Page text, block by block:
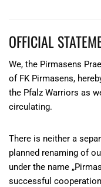
OFFICIAL
We, the Pirmasens
of FK Pirmasens,
the Pfalz Warriors as
circulating.
There is neither a
planned renaming of
under the name
successful